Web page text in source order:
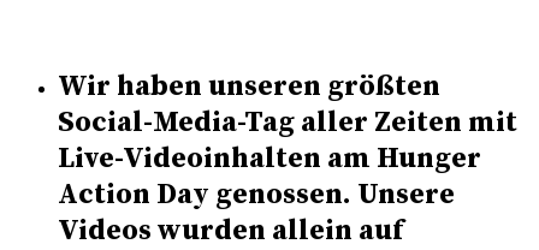
Wir haben unseren größten
Social-Media-Tag aller Zeiten mit
Live-Videoinhalten am Hunger
Action Day genossen. Unsere
Videos wurden allein auf